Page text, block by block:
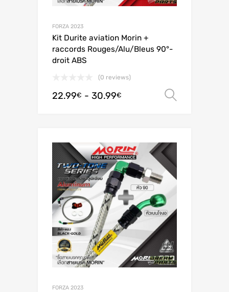
FORZA 2023
Kit Durite aviation Morin +
raccords Rouges/Alu/Bleus 90°-
droit ABS
(0 reviews)
22.99€ - 30.99€
FORZA 2023